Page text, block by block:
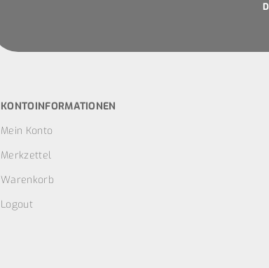
KONTOINFORMATIONEN
Mein Konto
Merkzettel
Warenkorb
Logout